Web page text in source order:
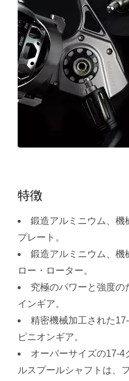
特徴
鍛造アルミニウム、機
プレート。
鍛造アルミニウム、機
ロー・ローター。
究極のパワーと強度の
インギア。
精密機械加工された
ピニオンギア。
オーバーサイズの17-4
ルスプールシャフトは、